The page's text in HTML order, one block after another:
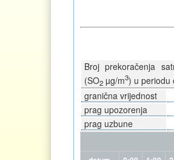
Broj prekoračenja
(SO2µg/m3) u periodu
granična vrijednost
prag upozorenja
prag uzbune